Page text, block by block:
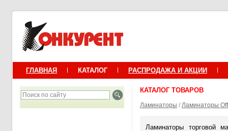
ГЛАВНАЯ КАТАЛОГ РАСПРОДАЖА И АКЦИИ
КАТАЛОГ ТОВАРОВ
Ламинаторы /Ламинаторы
Ламинаторы торговой